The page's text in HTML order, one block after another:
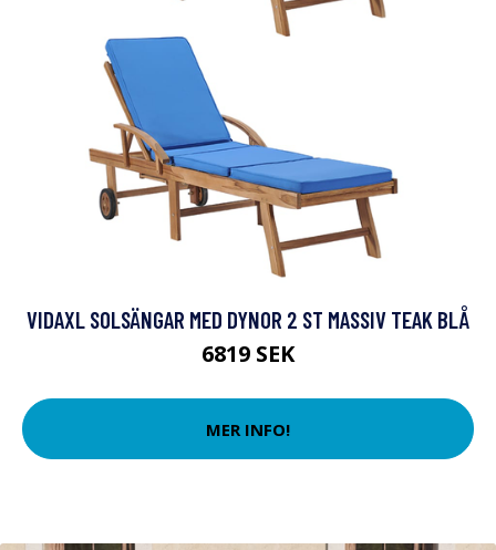
VIDAXL SOLSÄNGAR MED DYNOR 2 ST MASSIV TEAK BLÅ
6819 SEK
MER INFO!